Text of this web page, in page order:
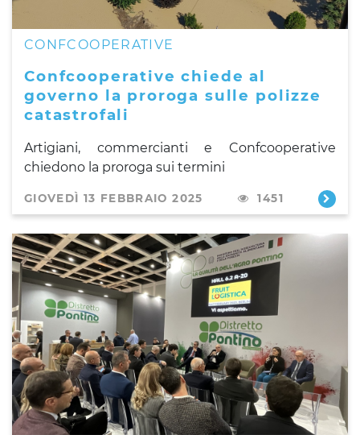
CONFCOOPERATIVE
Confcooperative chiede al
governo la proroga sulle polizze
catastrofali
Artigiani, commercianti e Confcooperative
chiedono la proroga sui termini
GIOVEDÌ 13 FEBBRAIO 2025 1451